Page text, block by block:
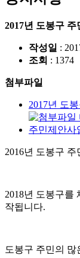
2017년 도봉구
작성일 :
조회 : 1374
첨부파일
2017년 도
주민제안사
2016년 도봉구
2018년 도봉구를
작됩니다.
도봉구 주민의 많